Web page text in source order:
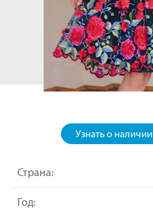
Узнать о наличии
Страна:
Год: